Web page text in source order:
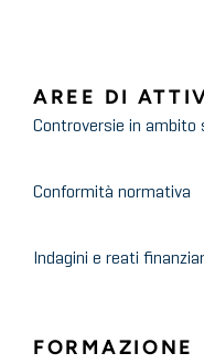
AREE DI
Controversie in ambito
Conformità normativa
Indagini e reati
FORMAZIONE